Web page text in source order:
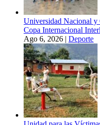
Universidad Nacional y
Copa Internacional
Ago 6, 2026 | Deporte